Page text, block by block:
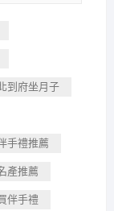
到府坐月子
手禮推薦
產推薦
伴手禮